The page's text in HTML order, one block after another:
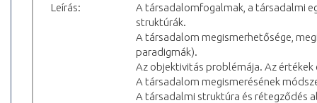
Leírás:
A társadalomfogalmak, a társadalmi
struktúrák.
A társadalom megismerhetősége,
paradigmák).
Az objektivitás problémája. Az értékek
A társadalom megismerésének
A társadalmi struktúra és rétegződés